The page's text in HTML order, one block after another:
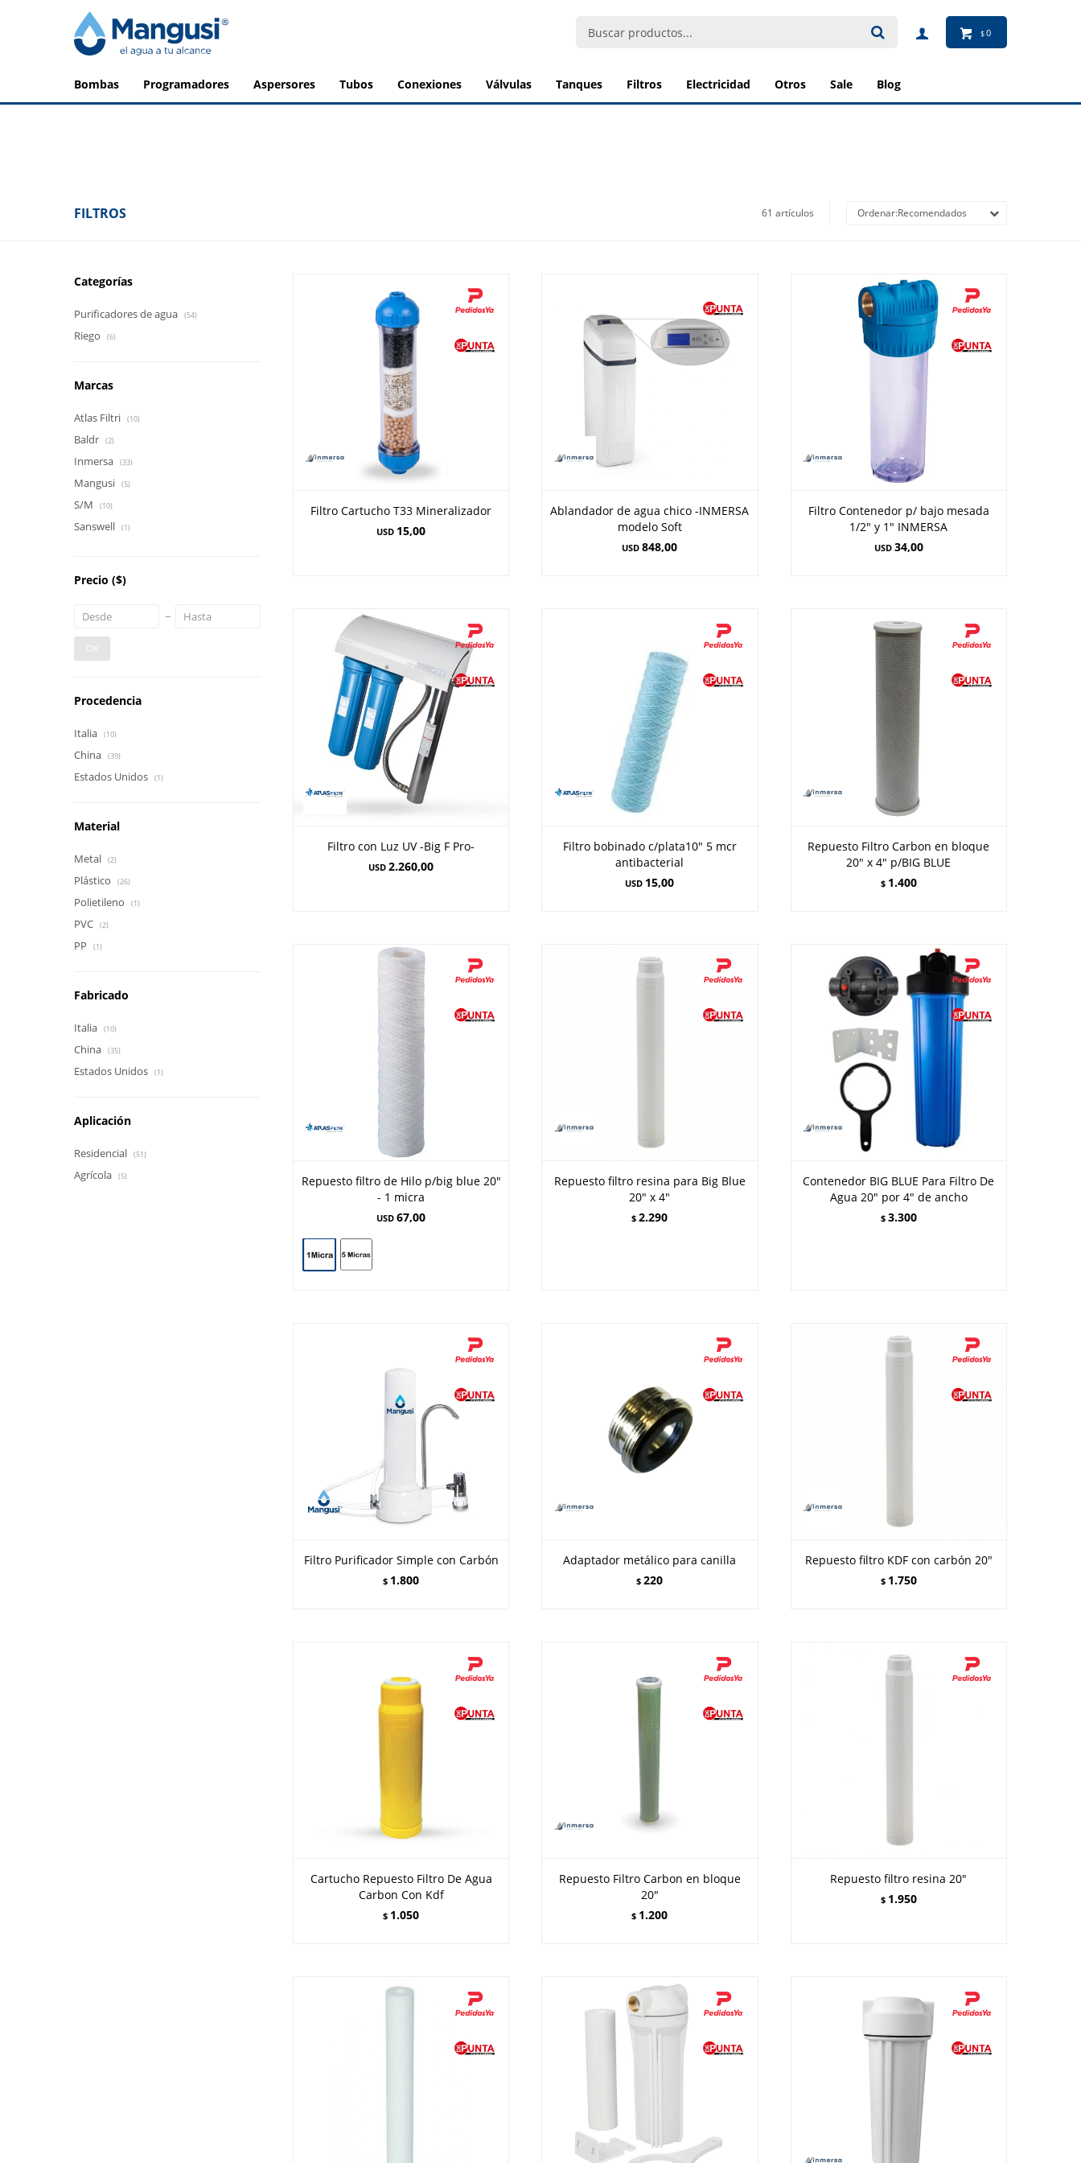
bombas programadores aspersores tubos conexiones válvulas tanques filtros electricidad otros sale blog
$0
FILTROS 61 artículos Recomendados
Filtro Cartucho T33 Mineralizador
USD 15,00
Ablandador de agua chico -INMERSA
modelo Soft
USD 848,00
Filtro Contenedor p/ bajo mesada
1/2" y 1" INMERSA
USD 34,00
Filtro con Luz UV -Big F Pro-
USD 2.260,00
Filtro bobinado c/plata10" 5 mcr
antibacterial
USD 15,00
Repuesto Filtro Carbon en bloque
20" x 4" p/BIG BLUE
$ 1.400
Repuesto filtro de Hilo p/big blue 20"
- 1 micra
USD 67,00
Repuesto filtro resina para Big Blue
20" x 4"
$ 2.290
Contenedor BIG BLUE Para Filtro De
Agua 20" por 4" de ancho
$ 3.300
Filtro Purificador Simple con Carbón
$ 1.800
Adaptador metálico para canilla
$ 220
Repuesto filtro KDF con carbón 20"
$ 1.750
Cartucho Repuesto Filtro De Agua
Carbon Con Kdf
$ 1.050
Repuesto Filtro Carbon en bloque
20"
$ 1.200
Repuesto filtro resina 20"
$ 1.950
Categorías
Purificadores de agua (54)
Riego (6)
Marcas
Atlas Filtri (10)
Baldr (2)
Inmersa (33)
Mangusi (5)
S/M (10)
Sanswell (1)
Precio ($)
OK
Procedencia
Italia (10)
China (39)
Estados Unidos (1)
Material
Metal (2)
Plástico (26)
Polietileno (1)
PVC (2)
PP (1)
Fabricado
Italia (10)
China (35)
Estados Unidos (1)
Aplicación
Residencial (51)
Agrícola (5)